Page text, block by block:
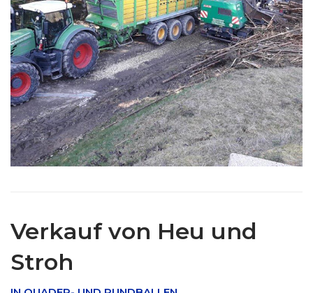
Verkauf von Heu und
Stroh